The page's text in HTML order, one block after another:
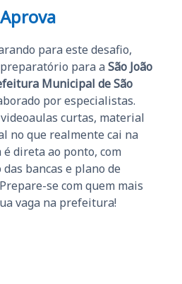
para este desafio,
para a São João
Municipal de São
por especialistas.
curtas, material
no que realmente cai na
direta ao ponto, com
bancas e plano de
se com quem mais
vaga na prefeitura!